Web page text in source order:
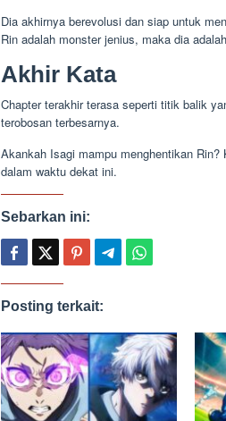
Dia akhirnya berevolusi dan siap untuk
Rin adalah monster jenius, maka dia
Akhir Kata
Chapter terakhir terasa seperti titik balik
terobosan terbesarnya.
Akankah Isagi mampu menghentikan
dalam waktu dekat ini.
Sebarkan ini:
Posting terkait: